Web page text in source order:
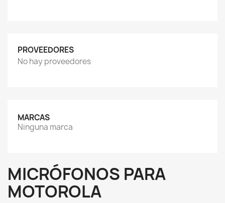
PROVEEDORES
No hay proveedores
MARCAS
Ninguna marca
MICRÓFONOS PARA
MOTOROLA